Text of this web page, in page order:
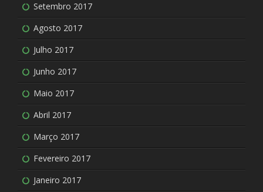
Setembro 2017
Agosto 2017
Julho 2017
Junho 2017
Maio 2017
Abril 2017
Março 2017
Fevereiro 2017
Janeiro 2017